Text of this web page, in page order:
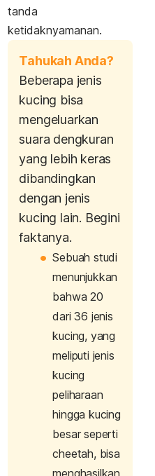
tanda
ketidaknyamanan.
Tahukah Anda?
Beberapa jenis
kucing bisa
mengeluarkan
suara dengkuran
yang lebih keras
dibandingkan
dengan jenis
kucing lain. Begini
faktanya.
Sebuah studi
menunjukkan
bahwa 20
dari 36 jenis
kucing, yang
meliputi jenis
kucing
peliharaan
hingga kucing
besar seperti
cheetah, bisa
menghasilkan